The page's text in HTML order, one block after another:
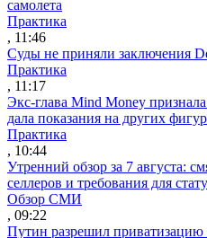
самолета
Практика
, 11:46
Суды не приняли заключения
Практика
, 11:17
Экс-глава Mind Money
дала показания на других
Практика
, 10:44
Утренний обзор за 7 августа:
селлеров и требования для
Обзор СМИ
, 09:22
Путин разрешил приватизацию